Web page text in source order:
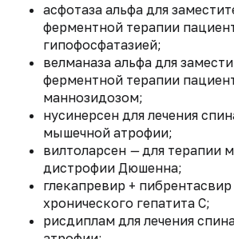
асфотаза альфа для
ферментной терапии
гипофосфатазией;
велманаза альфа для
ферментной терапии
маннозидозом;
нусинерсен для лечения
мышечной атрофии;
вилтоларсен —для терапии
дистрофии Дюшенна;
глекапревир + пибрентасвир
хронического гепатита С;
рисдиплам для лечения